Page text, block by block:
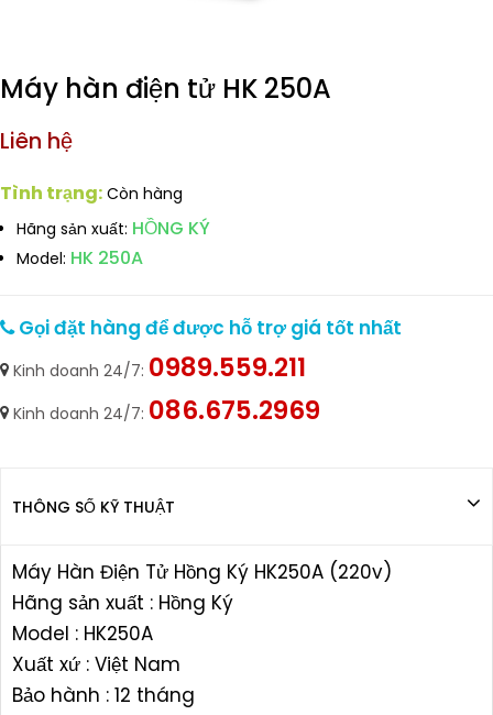
Máy hàn điện tử HK 250A
Liên hệ
Tình trạng: Còn hàng
Hãng sản xuất: HỒNG KÝ
Model: HK 250A
Gọi đặt hàng để được hỗ trợ giá tốt nhất
Kinh doanh 24/7: 0989.559.211
Kinh doanh 24/7: 086.675.2969
THÔNG SỐ KỸ THUẬT
Máy Hàn Điện Tử Hồng Ký HK250A (220v)
Hãng sản xuất : Hồng Ký
Model : HK250A
Xuất xứ : Việt Nam
Bảo hành : 12 tháng